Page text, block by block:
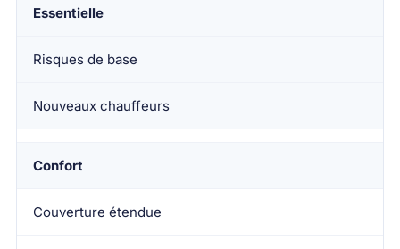
Essentielle
Risques de base
Nouveaux chauffeurs
Confort
Couverture étendue